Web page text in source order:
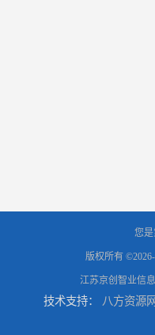
您
版权所有
江苏京创智业信
技术支持： 八方资源网